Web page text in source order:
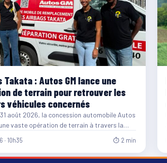
Takata : Autos GM lance une
de terrain pour retrouver les
véhicules concernés
août 2026, la concession automobile Autos
une vaste opération de terrain à travers la…
· 10h35 ⏱ 2 min